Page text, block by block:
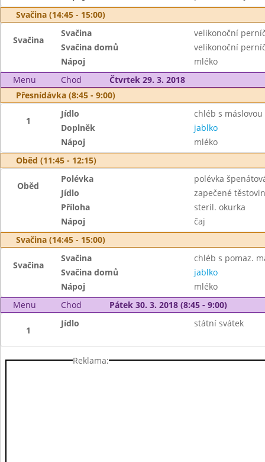
Svačina (14:45 - 15:00)
Svačina
Svačina
velikonoční
Svačina domů
velikonoční
Nápoj
mléko
Menu
Chod
Čtvrtek 29. 3. 2018
Přesnídávka (8:45 - 9:00)
1
Jídlo
chléb s máslovou
Doplněk
jablko
Nápoj
mléko
Oběd (11:45 - 12:15)
Oběd
Polévka
polévka
Jídlo
zapečené
Příloha
steril. okurka
Nápoj
čaj
Svačina (14:45 - 15:00)
Svačina
Svačina
chléb s pomaz.
Svačina domů
jablko
Nápoj
mléko
Menu
Chod Pátek 30. 3. 2018 (8:45 - 9:00)
1
Jídlo státní svátek
Reklama: